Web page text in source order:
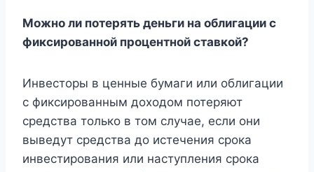
Можно ли потерять деньги на облигации с
фиксированной процентной ставкой?
Инвесторы в ценные бумаги или облигации
с фиксированным доходом потеряют
средства только в том случае, если они
выведут средства до истечения срока
инвестирования или наступления срока